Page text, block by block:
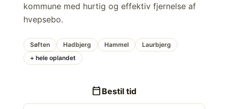
kommune med hurtig og effektiv fjernelse af
hvepsebo.
Søften Hadbjerg Hammel
Laurbjerg
+ hele oplandet
calendar_today Bestil tid